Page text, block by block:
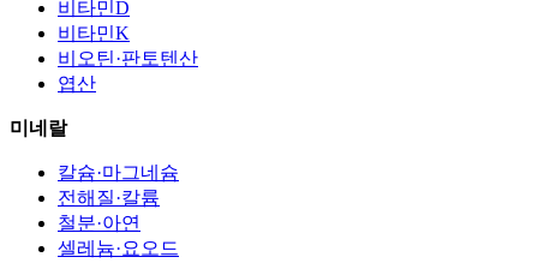
비타민D
비타민K
비오틴·판토텐산
엽산
미네랄
칼슘·마그네슘
전해질·칼륨
철분·아연
셀레늄·요오드